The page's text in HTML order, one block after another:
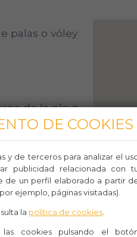
palas o vóley
de la playa,
las olas.
hacer
en las
DE COOKIES
y de terceros para analizar el
publicidad relacionada con
de un perfil elaborado a partir
ejemplo, páginas visitadas).
la política de cookies
cookies pulsando el